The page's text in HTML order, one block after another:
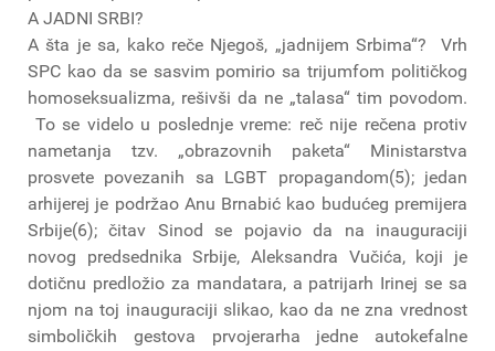
A JADNI SRBI?
A šta je sa, kako reče Njegoš, „jadnijem Srbima“? Vrh
SPC kao da se sasvim pomirio sa trijumfom političkog
homoseksualizma, rešivši da ne „talasa“ tim povodom.
To se videlo u poslednje vreme: reč nije rečena protiv
nametanja tzv. „obrazovnih paketa“ Ministarstva
prosvete povezanih sa LGBT propagandom(5); jedan
arhijerej je podržao Anu Brnabić kao budućeg premijera
Srbije(6); čitav Sinod se pojavio da na inauguraciji
novog predsednika Srbije, Aleksandra Vučića, koji je
dotičnu predložio za mandatara, a patrijarh Irinej se sa
njom na toj inauguraciji slikao, kao da ne zna vrednost
simboličkih gestova prvojerarha jedne autokefalne